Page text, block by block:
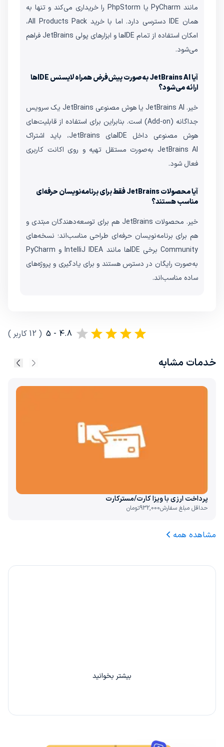
مانند PyCharm یا PhpStorm را خریداری می‌کند و تنها به
همان IDE دسترسی دارد. اما با خرید All Products Pack،
امکان استفاده از تمام IDEها و ابزارهای پولی JetBrains فراهم
می‌شود.
آیا JetBrains AI به‌صورت پیش‌فرض همراه لایسنس IDEها
ارائه می‌شود؟
خیر. JetBrains AI یا هوش مصنوعی JetBrains یک سرویس
جداگانه (Add-on) است. بنابراین برای استفاده از قابلیت‌های
هوش مصنوعی داخل IDEهای JetBrains، باید اشتراک
JetBrains AI به‌صورت مستقل تهیه و روی اکانت کاربری
فعال شود.
آیا محصولات JetBrains فقط برای برنامه‌نویسان حرفه‌ای
مناسب هستند؟
خیر. محصولات JetBrains هم برای توسعه‌دهندگان مبتدی و
هم برای برنامه‌نویسان حرفه‌ای طراحی مناسب‌اند؛ نسخه‌های
Community برخی IDEها مانند IntelliJ IDEA و PyCharm
به‌صورت رایگان در دسترس هستند و برای یادگیری و پروژه‌های
ساده مناسب‌اند.
4.8 - 5
(
12 کاربر )
خدمات مشابه
پرداخت ارزی با ویزا کارت/مسترکارت
حداقل مبلغ سفارش932,000تومان
مشاهده همه
بیشتر بخوانید